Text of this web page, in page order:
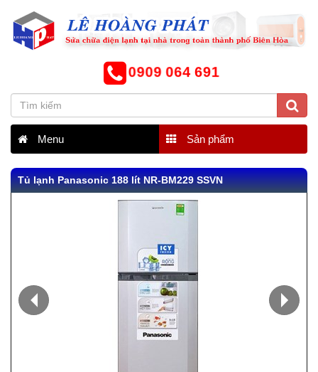
0909 064 691
Menu Sản phẩm
Tủ lạnh Panasonic 188 lít NR-BM229 SSVN